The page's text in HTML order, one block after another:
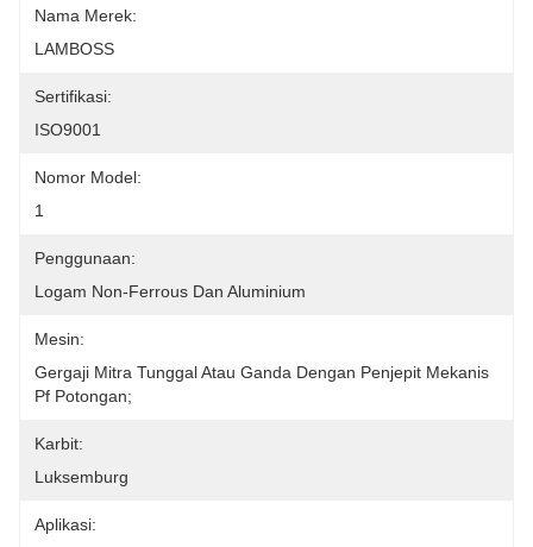
Nama Merek:
LAMBOSS
Sertifikasi:
ISO9001
Nomor Model:
1
Penggunaan:
Logam Non-Ferrous Dan Aluminium
Mesin:
Gergaji Mitra Tunggal Atau Ganda Dengan Penjepit Mekanis
Pf Potongan;
Karbit:
Luksemburg
Aplikasi: